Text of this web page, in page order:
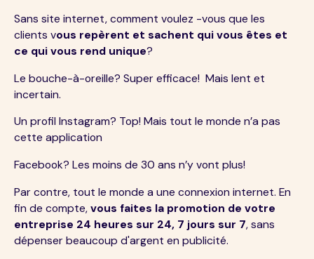
Sans site internet, comment voulez -vous que les
clients vous repèrent et sachent qui vous êtes et
ce qui vous rend unique?
Le bouche-à-oreille? Super efficace! Mais lent et
incertain.
Un profil Instagram? Top! Mais tout le monde n’a pas
cette application
Facebook? Les moins de 30 ans n’y vont plus!
Par contre, tout le monde a une connexion internet. En
fin de compte,vous faites la promotion de votre
entreprise 24 heures sur 24, 7 jours sur 7, sans
dépenser beaucoup d'argent en publicité.